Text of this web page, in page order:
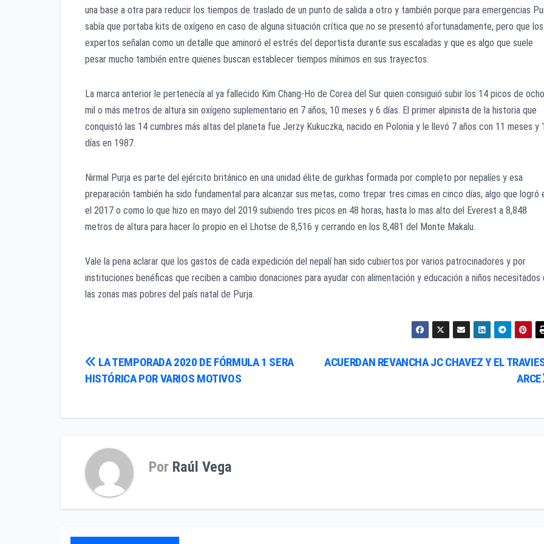
una base a otra para reducir los tiempos de traslado de un punto de salida a otro y también porque para emergencias
sabía que portaba kits de oxígeno en caso de alguna situación crítica que no se presentó afortunadamente, pero que los
expertos señalan como un detalle que aminoró el estrés del deportista durante sus escaladas y que es algo que suele
pesar mucho también entre quienes buscan establecer tiempos mínimos en sus trayectos.
La marca anterior le pertenecía al ya fallecido Kim Chang-Ho de Corea del Sur quien consiguió subir los 14 picos de ocho
mil o más metros de altura sin oxígeno suplementario en 7 años, 10 meses y 6 días. El primer alpinista de la historia que
conquistó las 14 cumbres más altas del planeta fue Jerzy Kukuczka, nacido en Polonia y le llevó 7 años con 11 meses y
días en 1987.
Nirmal Purja es parte del ejército británico en una unidad élite de gurkhas formada por completo por nepalíes y esa
preparación también ha sido fundamental para alcanzar sus metas, como trepar tres cimas en cinco días, algo que logró
el 2017 o como lo que hizo en mayo del 2019 subiendo tres picos en 48 horas, hasta lo mas alto del Everest a 8,848
metros de altura para hacer lo propio en el Lhotse de 8,516 y cerrando en los 8,481 del Monte Makalu.
Vale la pena aclarar que los gastos de cada expedición del nepalí han sido cubiertos por varios patrocinadores y por
instituciones benéficas que reciben a cambio donaciones para ayudar con alimentación y educación a niños necesitados
las zonas mas pobres del país natal de Purja.
Navegación
entradas
ACUERDAN REVANCHA JC CHAVEZ Y EL
ARCE
LA TEMPORADA 2020 DE FÓRMULA 1 SERA
HISTÓRICA POR VARIOS MOTIVOS
Por Raúl Vega